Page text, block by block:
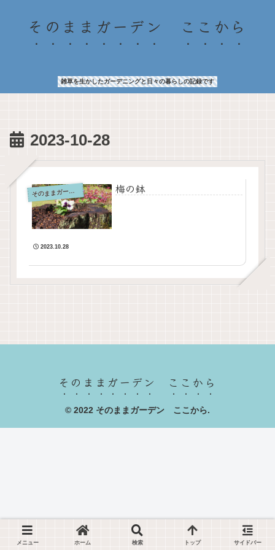
そのままガーデン ここから
雑草を生かしたガーデニングと日々の暮らしの記録です
2023-10-28
そ
のままガーデン 梅の鉢
2023.10.28
そのままガーデン ここから
© 2022 そのままガーデン ここから.
メニュー ホーム 検索 トップ サイドバー